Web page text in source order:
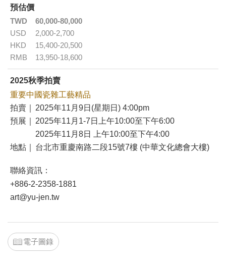
預估價
TWD
60,000-80,000
USD
2,000-2,700
HKD
15,400-20,500
RMB
13,950-18,600
2025秋季拍賣
重要中國瓷雜工藝精品
拍賣｜
2025年11月9日(星期日) 4:00pm
預展｜
2025年11月1-7日上午10:00至下午6:00
2025年11月8日 上午10:00至下午4:00
地點｜
台北市重慶南路二段15號7樓 (中華文化總會大樓)
聯絡資訊：
+886-2-2358-1881
art@yu-jen.tw
電子圖錄